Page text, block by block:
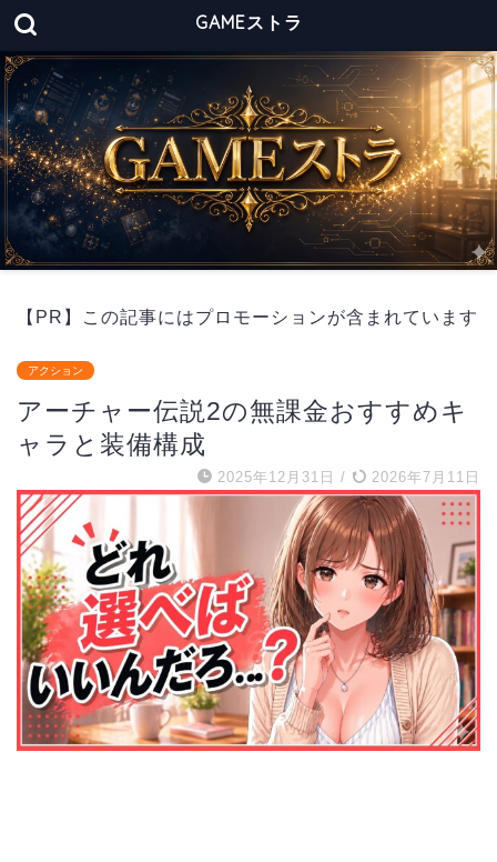
GAMEストラ
【PR】この記事にはプロモーションが含まれています
アクション
アーチャー伝説2の無課金おすすめキ
ャラと装備構成
2025年12月31日 / 2026年7月11日